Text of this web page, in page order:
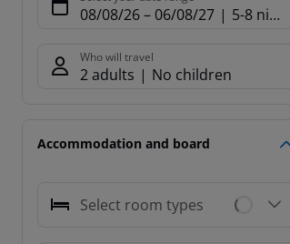
08/08/26– 06/08/27 5-8 nights
Who will travel
2 adults No children
Accommodation and board
Select room types